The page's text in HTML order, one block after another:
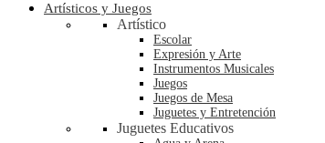
Artísticos y Juegos
Artístico
Escolar
Expresión y Arte
Instrumentos Musicales
Juegos
Juegos de Mesa
Juguetes y Entretención
Juguetes Educativos